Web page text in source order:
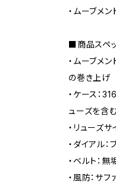
・ムーブメ
■商品スペ
・ムーブメ
の巻き上げ
・ケース：
ューズを含む
・リューズ
・ダイアル：
・ベルト：
・風防：サフ